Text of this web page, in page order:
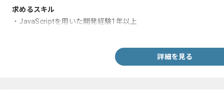
求めるスキル
・JavaScriptを用いた開発経験1年以上
詳細を見る